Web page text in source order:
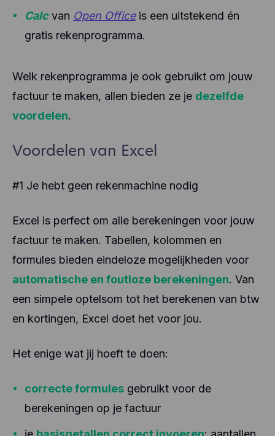
Calcvan Open Officeis een uitstekend én
gratis rekenprogramma.
Welk rekenprogramma je ook gebruikt om jouw
factuur te maken, allen bieden ze je dezelfde
voordelen.
Voordelen van Excel
#1 Je hebt geen rekenmachine nodig
Excel is perfect om alle berekeningen voor jouw
factuur te maken. Tabellen, kolommen en
formules bieden eindeloze mogelijkheden voor
automatische en foutloze berekeningen. Van
een simpele optelsom tot het berekenen van btw
en kortingen, Excel doet het voor jou.
Het enige wat jij hoeft te doen:
correcte formules gebruikt voor de
berekeningen op je factuur